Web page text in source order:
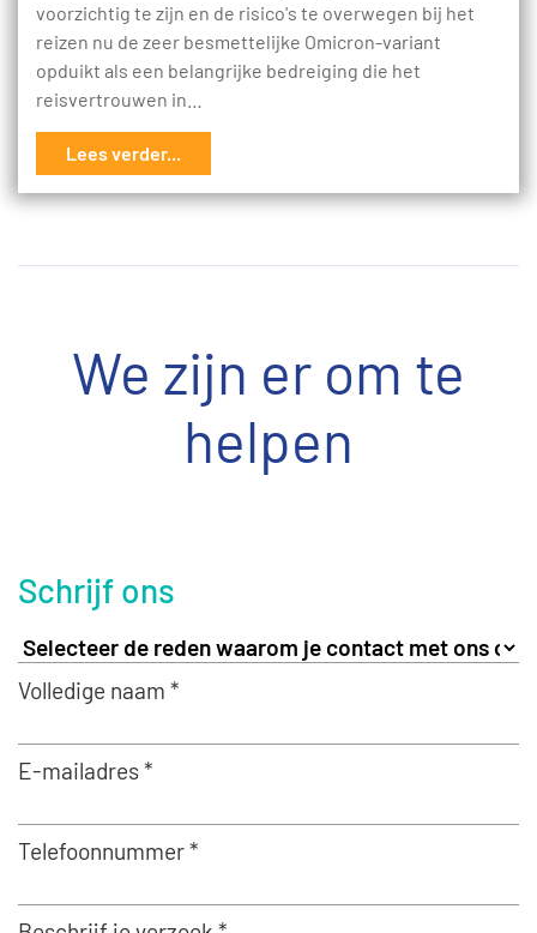
voorzichtig te zijn en de risico's te overwegen bij het
reizen nu de zeer besmettelijke Omicron-variant
opduikt als een belangrijke bedreiging die het
reisvertrouwen in…
Lees verder...
We zijn er om te
helpen
Schrijf ons
Volledige naam *
E-mailadres *
Telefoonnummer *